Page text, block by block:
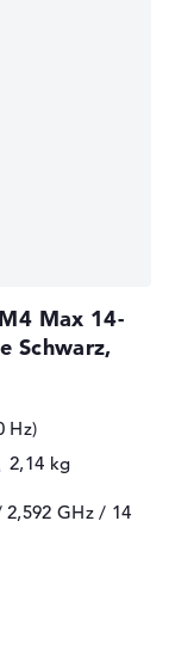
Max 14-
Schwarz,
Hz)
2,14 kg
GHz/ 14